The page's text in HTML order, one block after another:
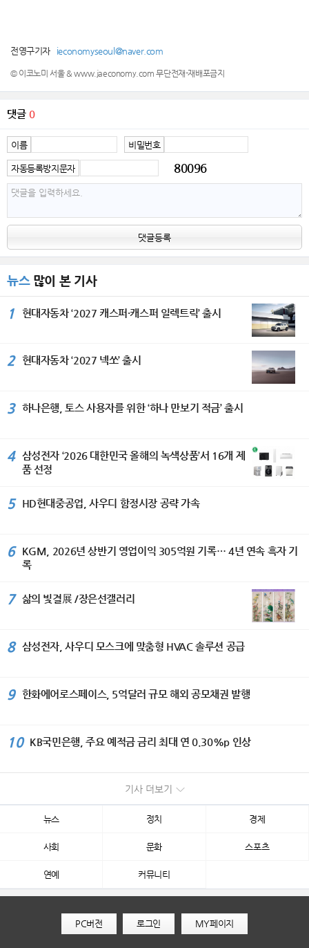
전영구기자 ieconomyseoul@naver.com
© 이코노미 서울 & www.jaeconomy.com 무단전재-재배포금지
댓글 0
이름 비밀번호
자동등록방지문자 80096
댓글등록
뉴스많이 본 기사
1 현대자동차 ‘2027 캐스퍼·캐스퍼 일렉트릭’ 출시
2 현대자동차 ‘2027 넥쏘’ 출시
3 하나은행, 토스 사용자를 위한 ‘하나 만보기 적금’ 출시
4
삼성전자 ‘2026 대한민국 올해의 녹색상품’서 16개 제
품 선정
5 HD현대중공업, 사우디 함정시장 공략 가속
6
KGM, 2026년 상반기 영업이익 305억원 기록… 4년 연속 흑자 기
록
7 삶의 빛결展 /장은선갤러리
8 삼성전자, 사우디 모스크에 맞춤형 HVAC 솔루션 공급
9 한화에어로스페이스, 5억달러 규모 해외 공모채권 발행
10 KB국민은행, 주요 예적금 금리 최대 연 0.30%p 인상
기사 더보기
뉴스 정치 경제
사회 문화 스포츠
연예 커뮤니티
PC버전 로그인 MY페이지